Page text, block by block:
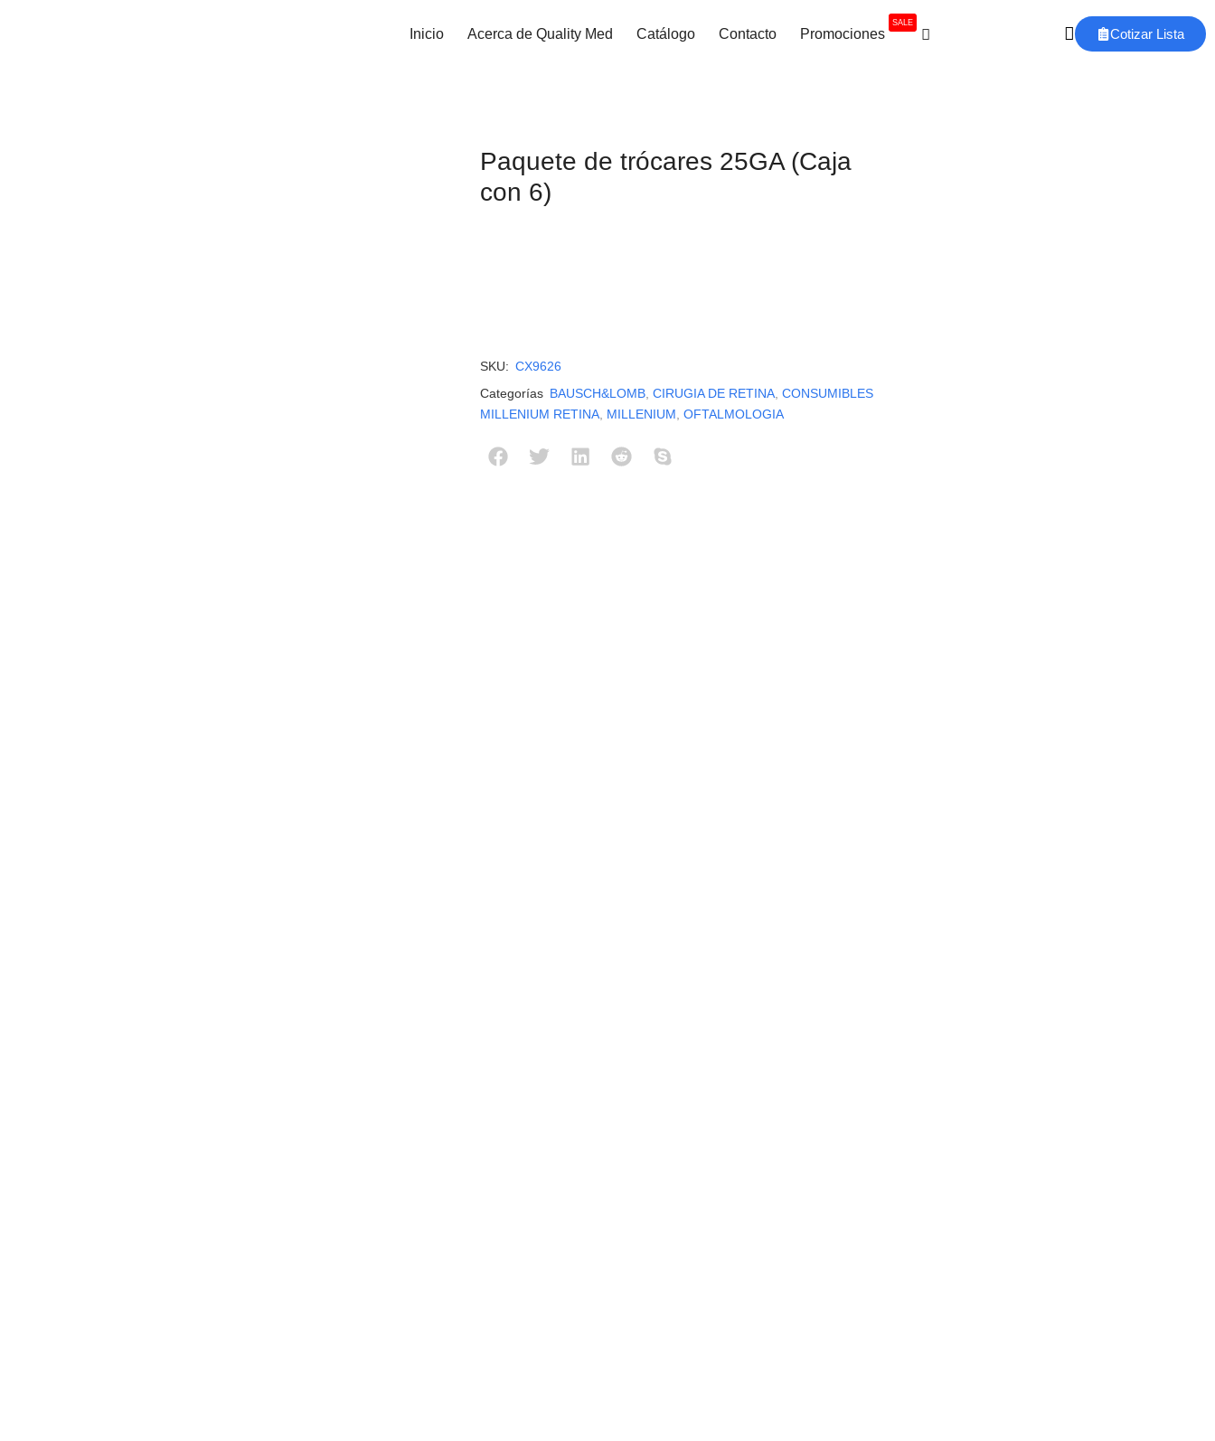
Inicio Acerca de Quality Med Catálogo Contacto Promociones
SALE
Cotizar Lista
Paquete de trócares 25GA (Caja
con 6)
SKU: CX9626
Categorías BAUSCH&LOMB, CIRUGIA DE RETINA, CONSUMIBLES
MILLENIUM RETINA, MILLENIUM OFTALMOLOGIA